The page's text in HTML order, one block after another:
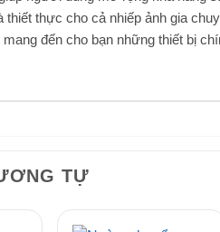
thiết thực cho cả nhiếp ảnh gia
đến cho bạn những thiết bị
TỰ